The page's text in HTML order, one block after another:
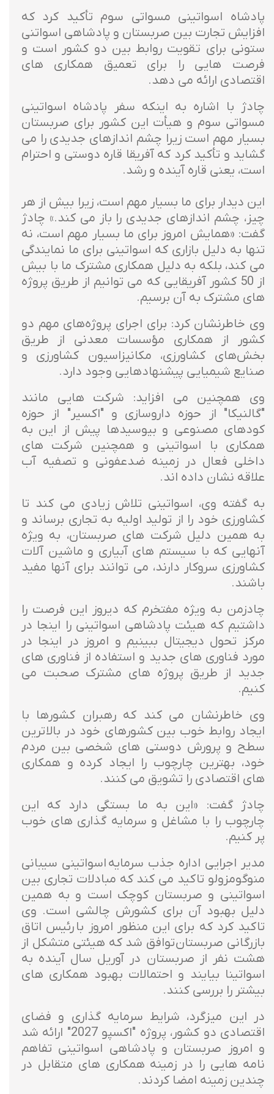
پادشاه اسواتینی مسواتی سوم تأکید کرد که
افزایش تجارت بین صربستان و پادشاهی اسواتنی
ستونی برای تقویت روابط بین دو کشور است و
فرصت هایی را برای تعمیق همکاری های
اقتصادی ارائه می دهد.
چادژ با اشاره به اینکه سفر پادشاه اسواتینی
مسواتی سوم و هیأت این کشور برای صربستان
بسیار مهم است زیرا چشم اندازهای جدیدی را می
گشاید و تأکید کرد که آفریقا قاره دوستی و احترام
است، یعنی قاره آینده و رشد.
این دیدار برای ما بسیار مهم است، زیرا بیش از هر
چیز، چشم اندازهای جدیدی را باز می کند.» چادژ
گفت: «همایش امروز برای ما بسیار مهم است، نه
تنها به دلیل بازاری که اسواتینی برای ما نمایندگی
می کند، بلکه به دلیل همکاری مشترک ما با بیش
از 50 کشور آفریقایی که می توانیم از طریق پروژه
های مشترک به آن برسیم.
وی خاطرنشان کرد: برای اجرای پروژه‌های مهم دو
کشور از همکاری مؤسسات معدنی از طریق
بخش‌های کشاورزی، مکانیزاسیون کشاورزی و
صنایع شیمیایی پیشنهادهایی وجود دارد.
وی همچنین می افزاید: شرکت هایی مانند
"گالنیکا" از حوزه داروسازی و "اکسیر" از حوزه
کودهای مصنوعی و بیوسیدها پیش از این به
همکاری با اسواتینی و همچنین شرکت های
داخلی فعال در زمینه ضدعفونی و تصفیه آب
علاقه نشان داده اند.
به گفته وی، اسواتینی تلاش زیادی می کند تا
کشاورزی خود را از تولید اولیه به تجاری برساند و
به همین دلیل شرکت های صربستان، به ویژه
آنهایی که با سیستم های آبیاری و ماشین آلات
کشاورزی سروکار دارند، می توانند برای آنها مفید
باشند.
چادزمن به ویژه مفتخرم که دیروز این فرصت را
داشتیم که هیئت پادشاهی اسواتینی را اینجا در
مرکز تحول دیجیتال ببینیم و امروز در اینجا در
مورد فناوری های جدید و استفاده از فناوری های
جدید از طریق پروژه های مشترک صحبت می
کنیم.
وی خاطرنشان می کند که رهبران کشورها با
ایجاد روابط خوب بین کشورهای خود در بالاترین
سطح و پرورش دوستی های شخصی بین مردم
خود، بهترین چارچوب را ایجاد کرده و همکاری
های اقتصادی را تشویق می کنند.
چادژ گفت: «این به ما بستگی دارد که این
چارچوب را با مشاغل و سرمایه گذاری های خوب
پر کنیم.
مدیر اجرایی اداره جذب سرمایه اسواتینی سیبانی
منوگومزولو تاکید می کند که مبادلات تجاری بین
اسواتینی و صربستان کوچک است و به همین
دلیل بهبود آن برای کشورش چالشی است. وی
تاکید کرد که برای این منظور امروز با رئیس اتاق
بازرگانی صربستان توافق شد که هیئتی متشکل از
هشت نفر از صربستان در آوریل سال آینده به
اسواتینا بیایند و احتمالات بهبود همکاری های
بیشتر را بررسی کنند.
در این میزگرد، شرایط سرمایه گذاری و فضای
اقتصادی دو کشور، پروژه "اکسپو 2027" ارائه شد
و امروز صربستان و پادشاهی اسواتینی تفاهم
نامه هایی را در زمینه همکاری های متقابل در
چندین زمینه امضا کردند.